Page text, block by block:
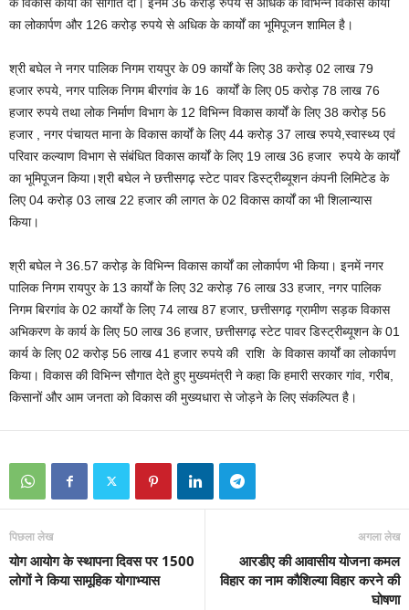
के विकास कार्याे की सौगात दी। इनमें 36 करोड़ रुपये से अधिक के विभिन्न विकास कार्यों
का लोकार्पण और 126 करोड़ रुपये से अधिक के कार्यों का भूमिपूजन शामिल है।
श्री बघेल ने नगर पालिक निगम रायपुर के 09 कार्यों के लिए 38 करोड़ 02 लाख 79
हजार रुपये, नगर पालिक निगम बीरगांव के 16 कार्यों के लिए 05 करोड़ 78 लाख 76
हजार रुपये तथा लोक निर्माण विभाग के 12 विभिन्न विकास कार्यों के लिए 38 करोड़ 56
हजार , नगर पंचायत माना के विकास कार्यों के लिए 44 करोड़ 37 लाख रुपये,स्वास्थ्य एवं
परिवार कल्याण विभाग से संबंधित विकास कार्यों के लिए 19 लाख 36 हजार रुपये के कार्यों
का भूमिपूजन किया।श्री बघेल ने छत्तीसगढ़ स्टेट पावर डिस्ट्रीब्यूशन कंपनी लिमिटेड के
लिए 04 करोड़ 03 लाख 22 हजार की लागत के 02 विकास कार्यों का भी शिलान्यास
किया।
श्री बघेल ने 36.57 करोड़ के विभिन्न विकास कार्यों का लोकार्पण भी किया। इनमें नगर
पालिक निगम रायपुर के 13 कार्यों के लिए 32 करोड़ 76 लाख 33 हजार, नगर पालिक
निगम बिरगांव के 02 कार्यों के लिए 74 लाख 87 हजार, छत्तीसगढ़ ग्रामीण सड़क विकास
अभिकरण के कार्य के लिए 50 लाख 36 हजार, छत्तीसगढ़ स्टेट पावर डिस्ट्रीब्यूशन के 01
कार्य के लिए 02 करोड़ 56 लाख 41 हजार रुपये की राशि के विकास कार्यों का लोकार्पण
किया। विकास की विभिन्न सौगात देते हुए मुख्यमंत्री ने कहा कि हमारी सरकार गांव, गरीब,
किसानों और आम जनता को विकास की मुख्यधारा से जोड़ने के लिए संकल्पित है।
पिछला लेख
योग आयोग के स्थापना दिवस पर 1500
लोगों ने किया सामूहिक योगाभ्यास
अगला लेख
आरडीए की आवासीय योजना कमल
विहार का नाम कौशिल्या विहार करने की
घोषणा